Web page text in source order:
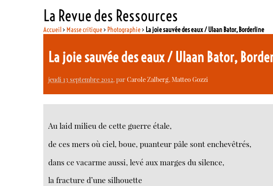
La Revue des Ressources
Accueil> Masse critique> Photographie> La joie sauvée des eaux / Ulaan Bator, Borderline
La joie sauvée des eaux / Ulaan Bator,
jeudi 13 septembre 2012, parCarole Zalberg,Matteo Gozzi
Au laid milieu de cette guerre étale,
de ces mers où ciel, boue, puanteur pâle sont enchevêtrés,
dans ce vacarme aussi, levé aux marges du silence,
la fracture d’une silhouette